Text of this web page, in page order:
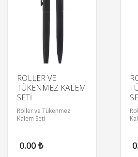
ROLLER VE
TÜKENMEZ KALEM
SETİ
Roller ve Tükenmez
Kalem Seti
0.00 ₺